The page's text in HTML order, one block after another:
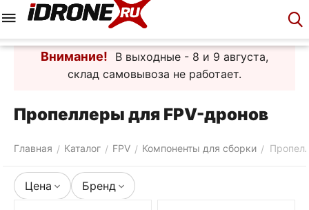
Внимание!
В выходные - 8 и 9 августа,
склад самовывоза не работает.
Пропеллеры для FPV-дронов
Главная / Каталог / FPV / Компоненты для сборки /
Цена Бренд
Корзина